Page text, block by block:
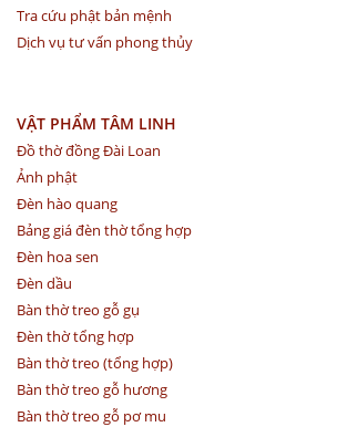
Tra cứu phật bản mệnh
Dịch vụ tư vấn phong thủy
VẬT PHẨM TÂM LINH
Đồ thờ đồng Đài Loan
Ảnh phật
Đèn hào quang
Bảng giá đèn thờ tổng hợp
Đèn hoa sen
Đèn dầu
Bàn thờ treo gỗ gụ
Đèn thờ tổng hợp
Bàn thờ treo (tổng hợp)
Bàn thờ treo gỗ hương
Bàn thờ treo gỗ pơ mu